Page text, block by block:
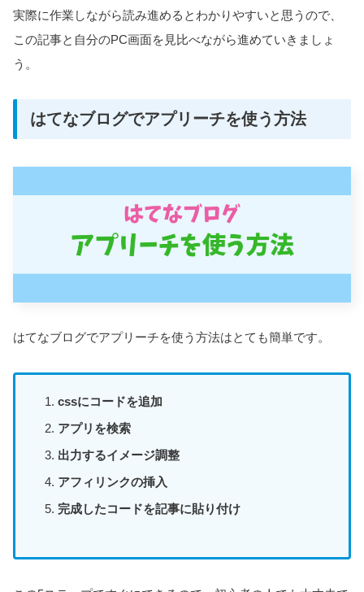
実際に作業しながら読み進めるとわかりやすいと思うので、
この記事と自分のPC画面を見比べながら進めていきましょ
う。
はてなブログでアプリーチを使う方法
はてなブログでアプリーチを使う方法はとても簡単です。
cssにコードを追加
アプリを検索
出力するイメージ調整
アフィリンクの挿入
完成したコードを記事に貼り付け